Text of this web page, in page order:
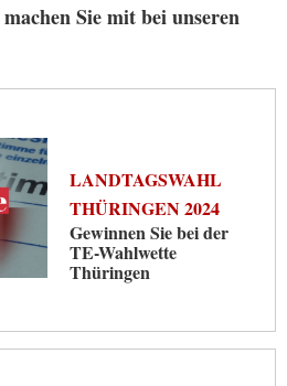
Sie mit bei unseren
LANDTAGSWAHL
THÜRINGEN 2024
Gewinnen Sie bei der
TE-Wahlwette
Thüringen